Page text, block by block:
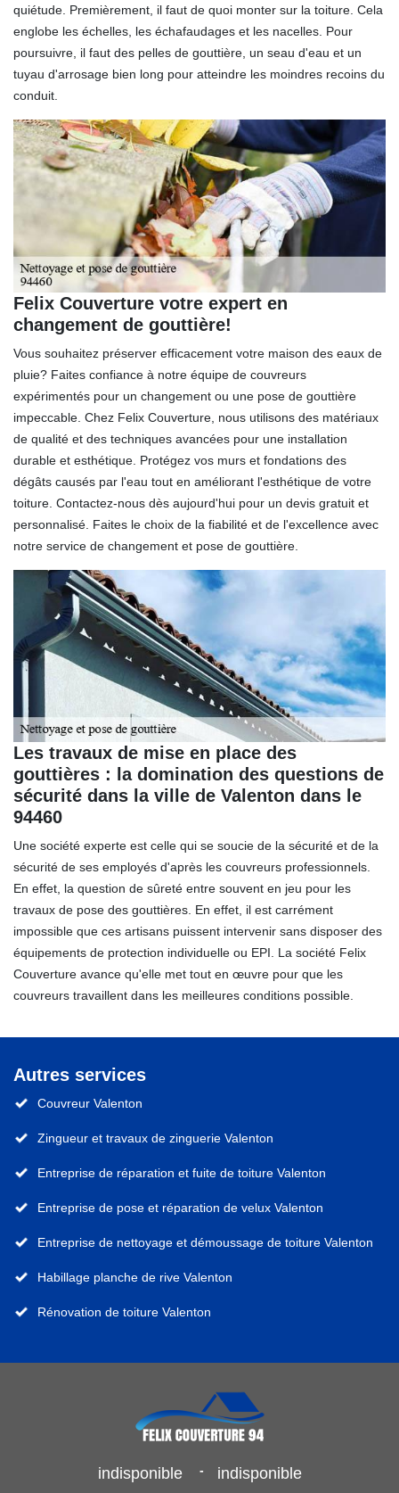
quiétude. Premièrement, il faut de quoi monter sur la toiture. Cela
englobe les échelles, les échafaudages et les nacelles. Pour
poursuivre, il faut des pelles de gouttière, un seau d'eau et un
tuyau d'arrosage bien long pour atteindre les moindres recoins du
conduit.
Felix Couverture votre expert en
changement de gouttière!
Vous souhaitez préserver efficacement votre maison des eaux de
pluie? Faites confiance à notre équipe de couvreurs
expérimentés pour un changement ou une pose de gouttière
impeccable. Chez Felix Couverture, nous utilisons des matériaux
de qualité et des techniques avancées pour une installation
durable et esthétique. Protégez vos murs et fondations des
dégâts causés par l'eau tout en améliorant l'esthétique de votre
toiture. Contactez-nous dès aujourd'hui pour un devis gratuit et
personnalisé. Faites le choix de la fiabilité et de l'excellence avec
notre service de changement et pose de gouttière.
Les travaux de mise en place des
gouttières : la domination des questions de
sécurité dans la ville de Valenton dans le
94460
Une société experte est celle qui se soucie de la sécurité et de la
sécurité de ses employés d'après les couvreurs professionnels.
En effet, la question de sûreté entre souvent en jeu pour les
travaux de pose des gouttières. En effet, il est carrément
impossible que ces artisans puissent intervenir sans disposer des
équipements de protection individuelle ou EPI. La société Felix
Couverture avance qu'elle met tout en œuvre pour que les
couvreurs travaillent dans les meilleures conditions possible.
Autres services
Couvreur Valenton
Zingueur et travaux de zinguerie Valenton
Entreprise de réparation et fuite de toiture Valenton
Entreprise de pose et réparation de velux Valenton
Entreprise de nettoyage et démoussage de toiture Valenton
Habillage planche de rive Valenton
Rénovation de toiture Valenton
indisponible - indisponible